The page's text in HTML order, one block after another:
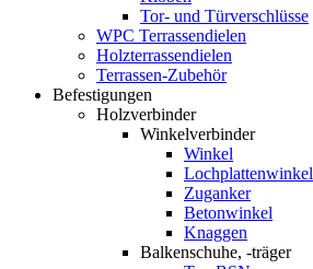
Tor- und Türverschlüsse
WPC Terrassendielen
Holzterrassendielen
Terrassen-Zubehör
Befestigungen
Holzverbinder
Winkelverbinder
Winkel
Lochplattenwinkel
Zuganker
Betonwinkel
Knaggen
Balkenschuhe, -träger